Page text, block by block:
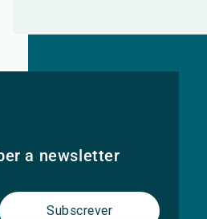
a newsletter
Subscrever